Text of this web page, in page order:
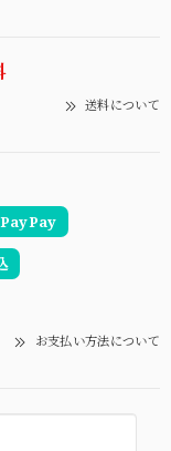
送料について
PayPay
お支払い方法について